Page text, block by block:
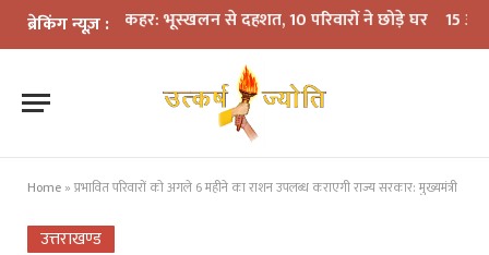
ब्रेकिंग न्यूज़ :
का कहर: भूस्खलन से दहशत, 10 परिवारों ने छोड़े घर 15 अगस्त तक
Home »प्रभावित परिवारों को अगले 6 महीने का राशन उपलब्ध कराएगी राज्य सरकार: मुख्यमंत्री
उत्तराखण्ड